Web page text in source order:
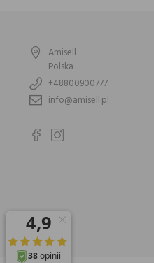
Amisell
Polska
+48800900777
info@amisell.pl